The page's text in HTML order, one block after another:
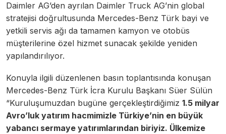
Daimler AG’den ayrılan Daimler Truck AG’nin global
stratejisi doğrultusunda Mercedes-Benz Türk bayi ve
yetkili servis ağı da tamamen kamyon ve otobüs
müşterilerine özel hizmet sunacak şekilde yeniden
yapılandırılıyor.
Konuyla ilgili düzenlenen basın toplantısında konuşan
Mercedes-Benz Türk İcra Kurulu Başkanı Süer Sülün
“Kuruluşumuzdan bugüne gerçekleştirdiğimiz 1.5 milyar
Avro’luk yatırım hacmimizle Türkiye’nin en büyük
yabancı sermaye yatırımlarından biriyiz. Ülkemize